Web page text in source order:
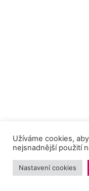
Užíváme cookies,
nejsnadnější použití
Nastavení cookies